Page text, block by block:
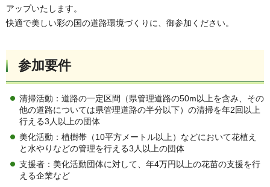
アップいたします。
快適で美しい彩の国の道路環境づくりに、御参加ください。
参加要件
清掃活動：道路の一定区間（県管理道路の50m以上を含み、その
他の道路については県管理道路の半分以下）の清掃を年2回以上
行える3人以上の団体
美化活動：植樹帯（10平方メートル以上）などにおいて花植え
と水やりなどの管理を行える3人以上の団体
支援者：美化活動団体に対して、年4万円以上の花苗の支援を行
える企業など